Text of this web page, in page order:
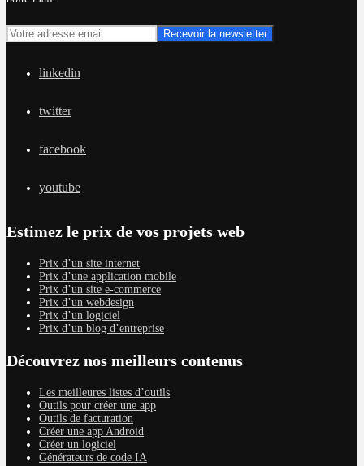
linkedin
twitter
facebook
youtube
Estimez le prix de vos projets web
Prix d’un site internet
Prix d’une application mobile
Prix d’un site e-commerce
Prix d’un webdesign
Prix d’un logiciel
Prix d’un blog d’entreprise
Découvrez nos meilleurs contenus
Les meilleures listes d’outils
Outils pour créer une app
Outils de facturation
Créer une app Android
Créer un logiciel
Générateurs de code IA